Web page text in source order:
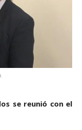
se reunió con el